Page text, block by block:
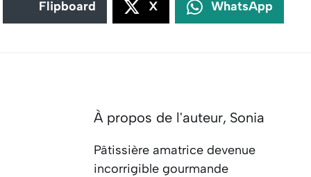
Flipboard X WhatsApp
À propos de l'auteur, Sonia
Pâtissière amatrice devenue
incorrigible gourmande